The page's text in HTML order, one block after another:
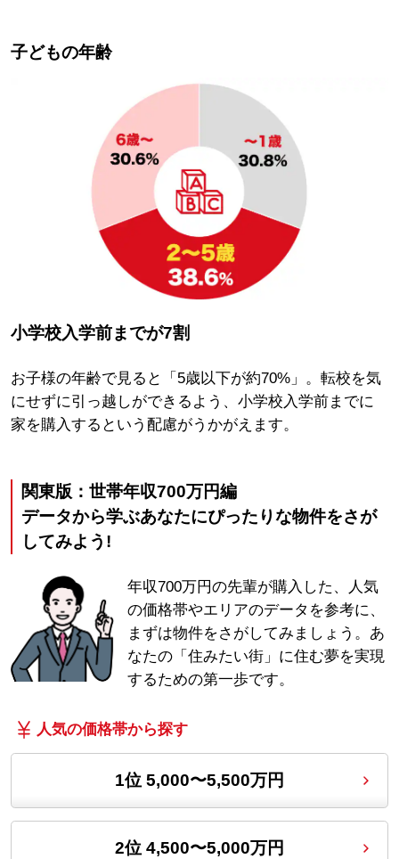
子どもの年齢
小学校入学前までが7割
お子様の年齢で見ると「5歳以下が約70%」。転校を気
にせずに引っ越しができるよう、小学校入学前までに
家を購入するという配慮がうかがえます。
関東版：世帯年収700万円編
データから学ぶあなたにぴったりな物件をさが
してみよう!
年収700万円の先輩が購入した、人気
の価格帯やエリアのデータを参考に、
まずは物件をさがしてみましょう。あ
なたの「住みたい街」に住む夢を実現
するための第一歩です。
人気の価格帯から探す
1位 5,000〜5,500万円
2位 4,500〜5,000万円